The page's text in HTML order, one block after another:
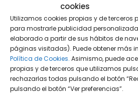
cookies
Utilizamos cookies propias y de terceros
para mostrarle publicidad
elaborado a partir de sus hábitos de
páginas visitadas). Puede obtener más
Política de Cookies. Asimismo, puede
propias y de terceros que utilizamos
rechazarlas todas pulsando el botón
pulsando el botón “Ver preferencias”.
DiG ABOGADOS